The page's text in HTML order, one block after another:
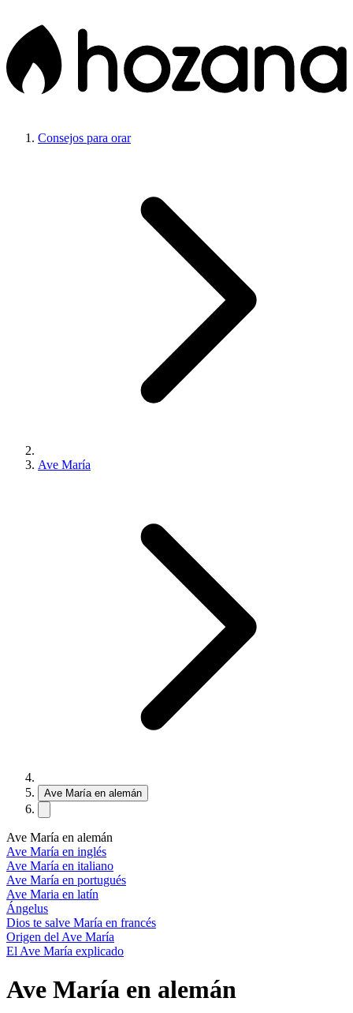
Consejos para orar
Ave María
Ave María en alemán
Ave María en alemán
Ave María en inglés
Ave María en italiano
Ave María en portugués
Ave Maria en latín
Ángelus
Dios te salve María en francés
Origen del Ave María
El Ave María explicado
Ave María en alemán